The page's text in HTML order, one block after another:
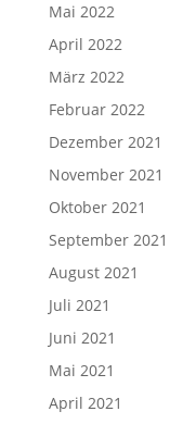
Mai 2022
April 2022
März 2022
Februar 2022
Dezember 2021
November 2021
Oktober 2021
September 2021
August 2021
Juli 2021
Juni 2021
Mai 2021
April 2021